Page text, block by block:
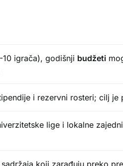
igrača), godišnji budžeti
i rezervni rosteri; cilj
lige i lokalne
koji zarađuju preko